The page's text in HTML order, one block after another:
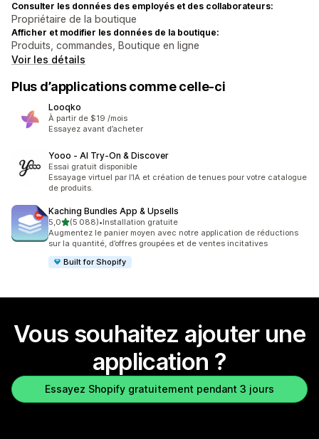
Consulter les données des employés et des collaborateurs:
Propriétaire de la boutique
Afficher et modifier les données de la boutique:
Produits, commandes, Boutique en ligne
Voir les détails
Plus d’applications comme celle-ci
Looqko
À partir de $19 /mois
Essayez avant d’acheter
Yooo ‑ AI Try‑On & Discover
Essai gratuit disponible
Essayage virtuel par l’IA et création de tenues pour votre catalogue
de produits.
Kaching Bundles App & Upsells
5,0étoile(s) sur 5
(5 088)
5088 avis au total
•Installation gratuite
Augmentez le panier moyen avec notre application de réductions
sur la quantité, d’offres groupées et de ventes incitatives
Built for Shopify
Vous souhaitez ajouter une
application ?
Essayez Shopify gratuitement pendant 3 jours